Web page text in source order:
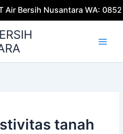
Air Bersih Nusantara WA:
tanah